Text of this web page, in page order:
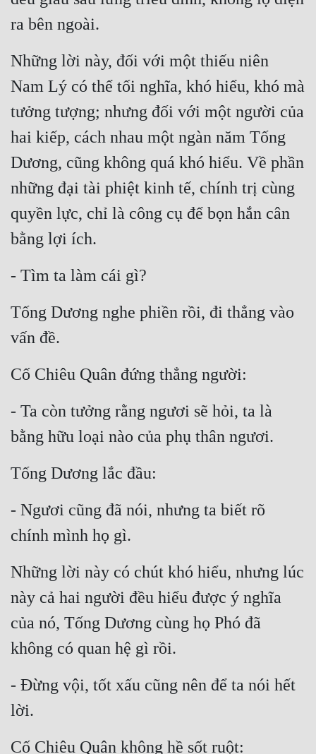
ra bên ngoài.
Những lời này, đối với một thiếu niên
Nam Lý có thể tối nghĩa, khó hiểu, khó mà
tưởng tượng; nhưng đối với một người của
hai kiếp, cách nhau một ngàn năm Tống
Dương, cũng không quá khó hiểu. Về phần
những đại tài phiệt kinh tế, chính trị cùng
quyền lực, chỉ là công cụ để bọn hắn cân
bằng lợi ích.
- Tìm ta làm cái gì?
Tống Dương nghe phiền rồi, đi thẳng vào
vấn đề.
Cố Chiêu Quân đứng thẳng người:
- Ta còn tưởng rằng ngươi sẽ hỏi, ta là
bằng hữu loại nào của phụ thân ngươi.
Tống Dương lắc đầu:
- Ngươi cũng đã nói, nhưng ta biết rõ
chính mình họ gì.
Những lời này có chút khó hiểu, nhưng lúc
này cả hai người đều hiểu được ý nghĩa
của nó, Tống Dương cùng họ Phó đã
không có quan hệ gì rồi.
- Đừng vội, tốt xấu cũng nên để ta nói hết
lời.
Cố Chiêu Quân không hề sốt ruột: